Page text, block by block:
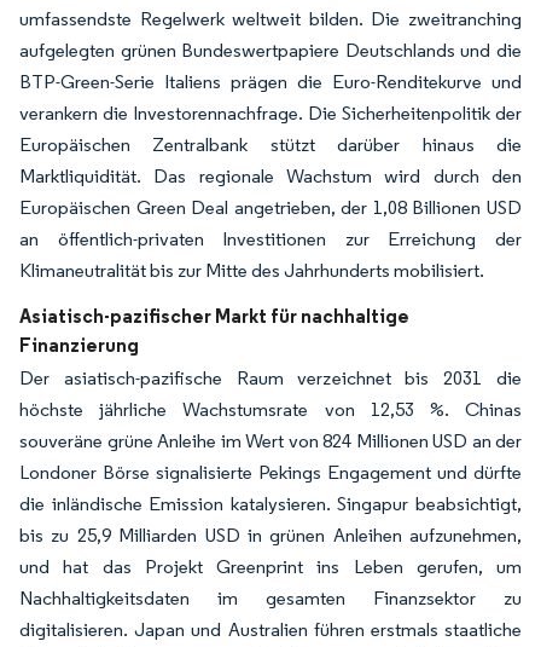
umfassendste Regelwerk weltweit bilden. Die zweitranching
aufgelegten grünen Bundeswertpapiere Deutschlands und die
BTP-Green-Serie Italiens prägen die Euro-Renditekurve und
verankern die Investorennachfrage. Die Sicherheitenpolitik der
Europäischen Zentralbank stützt darüber hinaus die
Marktliquidität. Das regionale Wachstum wird durch den
Europäischen Green Deal angetrieben, der 1,08 Billionen USD
an öffentlich-privaten Investitionen zur Erreichung der
Klimaneutralität bis zur Mitte des Jahrhunderts mobilisiert.
Asiatisch-pazifischer Markt für nachhaltige
Finanzierung
Der asiatisch-pazifische Raum verzeichnet bis 2031 die
höchste jährliche Wachstumsrate von 12,53 %. Chinas
souveräne grüne Anleihe im Wert von 824 Millionen USD an der
Londoner Börse signalisierte Pekings Engagement und dürfte
die inländische Emission katalysieren. Singapur beabsichtigt,
bis zu 25,9 Milliarden USD in grünen Anleihen aufzunehmen,
und hat das Projekt Greenprint ins Leben gerufen, um
Nachhaltigkeitsdaten im gesamten Finanzsektor zu
digitalisieren. Japan und Australien führen erstmals staatliche